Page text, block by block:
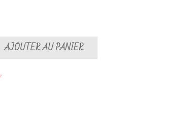
AJOUTER AU PANIER